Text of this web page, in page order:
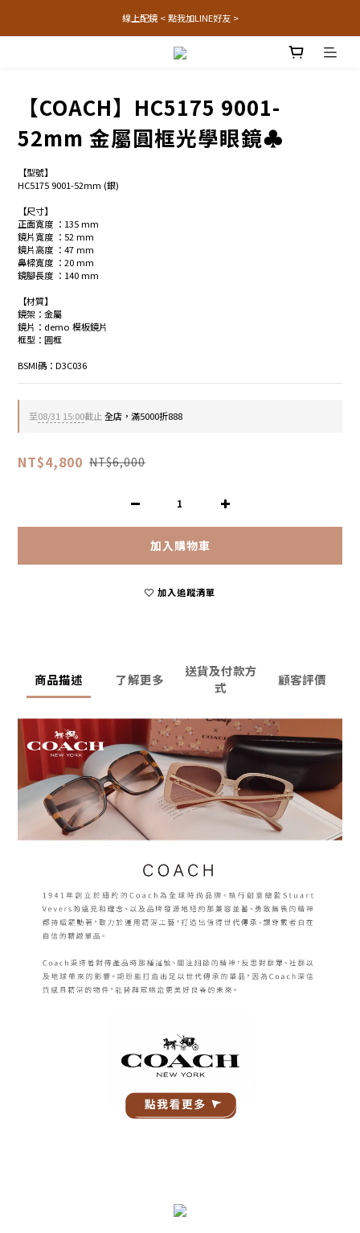
線上配鏡 < 點我加LINE好友 >
【COACH】HC5175 9001-
52mm 金屬圓框光學眼鏡♣
【型號】
HC5175 9001-52mm (銀)
【尺寸】
正面寬度 ：135 mm
鏡片寬度 ：52 mm
鏡片高度 ：47 mm
鼻樑寬度 ：20 mm
鏡腳長度 ：140 mm
【材質】
鏡架：金屬
鏡片：demo 模板鏡片
框型：圓框
BSMI碼：D3C036
至08/31 15:00截止全店，滿5000折888
NT$4,800 NT$6,000
加入購物車
加入追蹤清單
商品描述 了解更多
送貨及付款方
式
顧客評價